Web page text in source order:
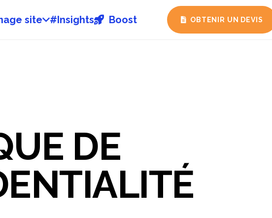
site #Insights Boost OBTENIR UN DEVIS
DE